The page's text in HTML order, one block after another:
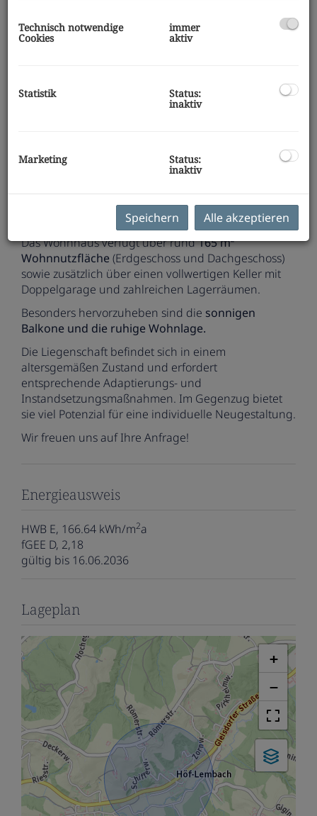
Dieses gepflegte Einfamilienhaus befindet sich in
Naturliebhaber. Das Wohnhaus wurde in
Massivbauweise errichtet und erstreckt sich über
1.146 m²bietet ausreichend
Freiraum und einen herrlichen Grünblick.
Das Wohnhaus verfügt über rund165 m²
Wohnnutzfläche (Erdgeschoss und Dachgeschoss)
sowie zusätzlich über einen vollwertigen Keller mit
Doppelgarage und zahlreichen Lagerräumen.
Besonders hervorzuheben sind die sonnigen
Balkone und die ruhige Wohnlage.
Die Liegenschaft befindet sich in einem
altersgemäßen Zustand und erfordert
entsprechende Adaptierungs- und
Instandsetzungsmaßnahmen. Im Gegenzug bietet
sie viel Potenzial für eine individuelle Neugestaltung.
Wir freuen uns auf Ihre Anfrage!
Energieausweis
HWB E, 166.64 kWh/m2a
fGEE D, 2,18
gültig bis 16.06.2036
Lageplan
+
−
Technisch notwendige
Cookies
immer
aktiv
Statistik Status:
inaktiv
Marketing Status:
inaktiv
Speichern Alle akzeptieren